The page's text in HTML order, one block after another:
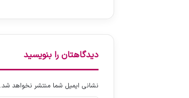
دیدگاهتان را بنویسید
نشانی ایمیل شما منتشر نخواهد شد.